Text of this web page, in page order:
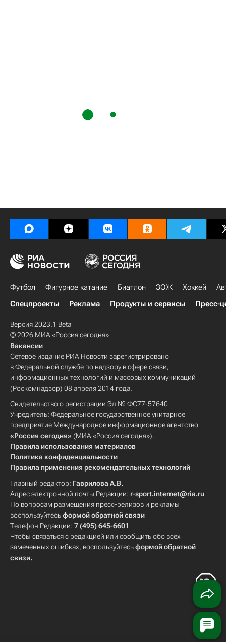
Футбол Фигурное катание Биатлон ЗОЖ Хоккей
Спецпроекты
Реклама Продукты и сервисы Пресс-
Версия 2023.1 Beta
© 2026 МИА «Россия сегодня»
Вакансии
Сетевое издание РИА Новости зарегистрировано
в Федеральной службе по надзору в сфере связи,
информационных технологий и массовых коммуникаций
(Роскомнадзор) 08 апреля 2014 года.
Свидетельство о регистрации Эл № ФС77-57640
Учредитель: Федеральное государственное унитарное
предприятие Международное информационное агентство
«Россия сегодня» (МИА «Россия сегодня»).
Правила использования материалов
Политика конфиденциальности
Правила применения рекомендательных технологий
Главный редактор: Гаврилова А.В.
Адрес электронной почты Редакции: r-sport.internet@ria.ru
По вопросам размещения пресс-релизов и рекламы
воспользуйтесьформой обратной связи
Телефон Редакции: 7 (495) 645-6601
Чтобы связаться с редакцией или сообщить обо всех
замеченных ошибках, воспользуйтесьформой обратной
связи.